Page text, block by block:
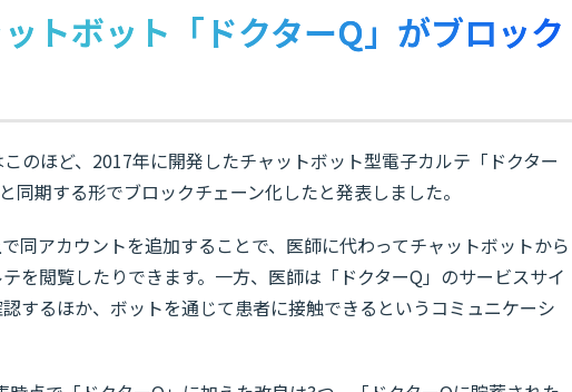
トボット「ドクターQ」がブロック
のほど、2017年に開発したチャットボット型電子カルテ「ドクター
同期する形でブロックチェーン化したと発表しました。
同アカウントを追加することで、医師に代わってチャットボットから
を閲覧したりできます。一方、医師は「ドクターQ」のサービスサイ
するほか、ボットを通じて患者に接触できるというコミュニケーシ